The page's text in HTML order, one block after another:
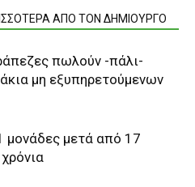
ΑΠΟ ΤΟΝ ΔΗΜΙΟΥΡΓΟ
πωλούν -πάλι-
μη εξυπηρετούμενων
μονάδες μετά από 17